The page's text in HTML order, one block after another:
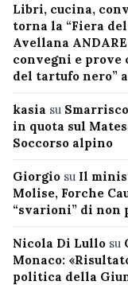
Libri, cucina,
torna la “Fiera
Avellana
convegni e prove
del tartufo nero”
kasia su
in quota sul
Soccorso alpino
Giorgio su Il
Molise, Forche
“svarioni” di non
Nicola Di Lullo su
Monaco:
politica della